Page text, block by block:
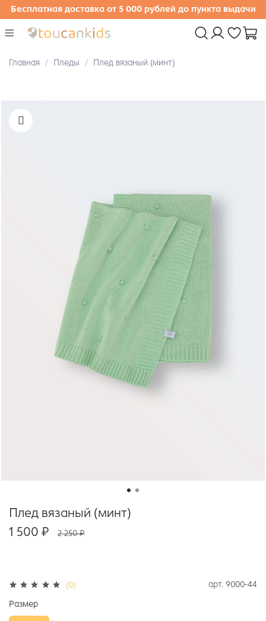
Бесплатная доставка от 5 000 рублей до пункта выдачи
Главная Пледы Плед вязаный (минт)
(0) арт. 9000-44
Плед вязаный (минт)
1 500 ₽
2 250 ₽
Размер